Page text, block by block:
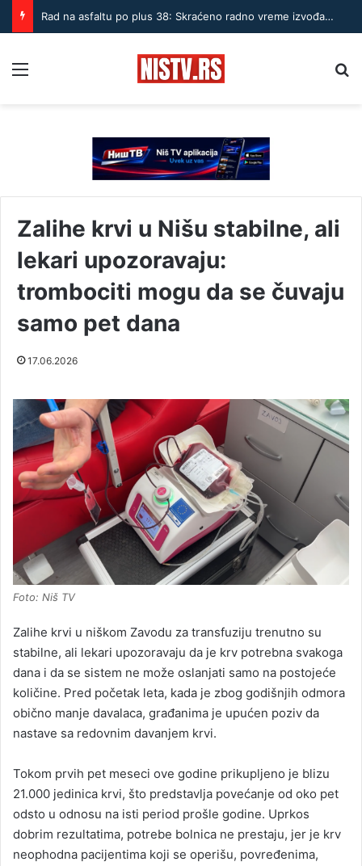
Rad na asfaltu po plus 38: Skraćeno radno vreme izvođača u Nišu
Zalihe krvi u Nišu stabilne, ali
lekari upozoravaju:
trombociti mogu da se čuvaju
samo pet dana
17.06.2026
Foto: Niš TV
Zalihe krvi u niškom Zavodu za transfuziju trenutno su
stabilne, ali lekari upozoravaju da je krv potrebna svakoga
dana i da se sistem ne može oslanjati samo na postojeće
količine. Pred početak leta, kada je zbog godišnjih odmora
obično manje davalaca, građanima je upućen poziv da
nastave sa redovnim davanjem krvi.
Tokom prvih pet meseci ove godine prikupljeno je blizu
21.000 jedinica krvi, što predstavlja povećanje od oko pet
odsto u odnosu na isti period prošle godine. Uprkos
dobrim rezultatima, potrebe bolnica ne prestaju, jer je krv
neophodna pacijentima koji se operišu, povređenima,